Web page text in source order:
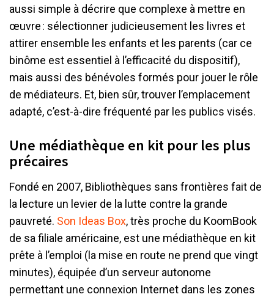
aussi simple à décrire que complexe à mettre en
œuvre : sélectionner judicieusement les livres et
attirer ensemble les enfants et les parents (car ce
binôme est essentiel à l’efficacité du dispositif),
mais aussi des bénévoles formés pour jouer le rôle
de médiateurs. Et, bien sûr, trouver l’emplacement
adapté, c’est-à-dire fréquenté par les publics visés.
Une médiathèque en kit pour les plus
précaires
Fondé en 2007, Bibliothèques sans frontières fait de
la lecture un levier de la lutte contre la grande
pauvreté. Son Ideas Box, très proche du KoomBook
de sa filiale américaine, est une médiathèque en kit
prête à l’emploi (la mise en route ne prend que vingt
minutes), équipée d’un serveur autonome
permettant une connexion Internet dans les zones